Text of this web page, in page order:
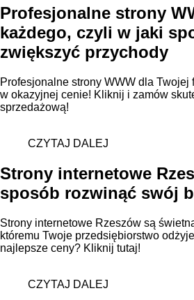
Profesjonalne strony
każdego, czyli w jaki
zwiększyć przychody
Profesjonalne strony WWW dla Twojej
w okazyjnej cenie! Kliknij i zamów
sprzedażową!
CZYTAJ DALEJ
Strony internetowe
sposób rozwinąć swój
Strony internetowe Rzeszów są
któremu Twoje przedsiębiorstwo
najlepsze ceny? Kliknij tutaj!
CZYTAJ DALEJ